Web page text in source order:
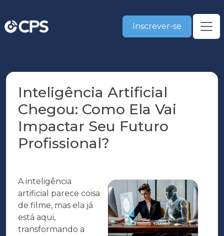
Inscrever-se
Inteligência Artificial
Chegou: Como Ela Vai
Impactar Seu Futuro
Profissional?
A inteligência
artificial parece coisa
de filme, mas ela já
está aqui,
transformando a